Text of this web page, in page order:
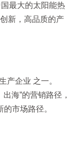
最大的太阳能热
新，高品质的产
产企业 之一。
海”的营销路径，
市场路径。